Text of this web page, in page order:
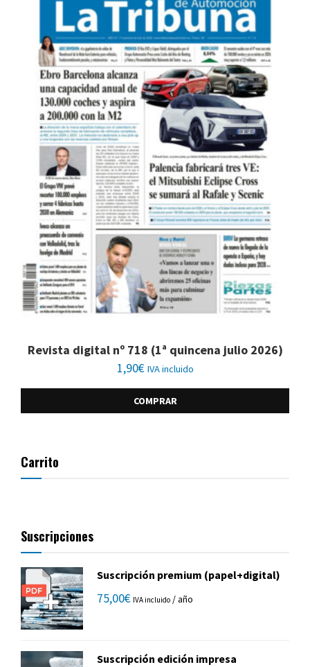
Revista digital nº 718 (1ª quincena julio 2026)
1,90€ IVA incluido
COMPRAR
Carrito
Suscripciones
Suscripción premium (papel+digital)
75,00€ IVA incluido / año
Suscripción edición impresa